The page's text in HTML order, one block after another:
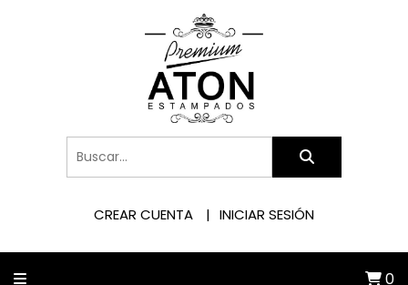
CREAR CUENTA INICIAR SESIÓN
0